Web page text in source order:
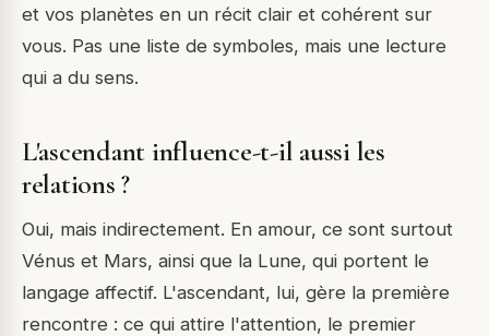
et vos planètes en un récit clair et cohérent sur
vous. Pas une liste de symboles, mais une lecture
qui a du sens.
L'ascendant influence-t-il aussi les
relations ?
Oui, mais indirectement. En amour, ce sont surtout
Vénus et Mars, ainsi que la Lune, qui portent le
langage affectif. L'ascendant, lui, gère la première
rencontre : ce qui attire l'attention, le premier